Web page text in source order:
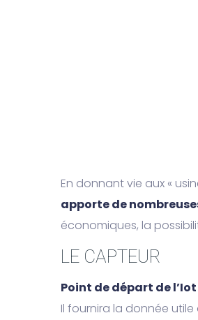
En donnant vie aux «
apporte de
économiques, la
LE CAPTEUR
Point de départ de
Il fournira la donnée